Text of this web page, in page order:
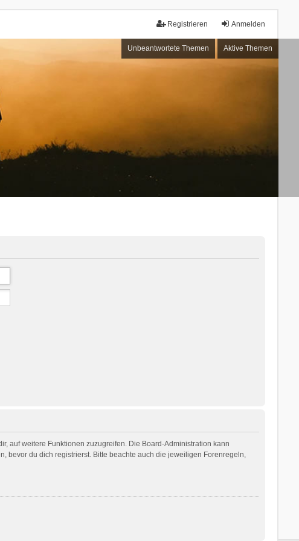
Anmelden
Registrieren
Unbeantwortete Themen Aktive Themen
auf weitere Funktionen zuzugreifen. Die Board-Administration kann
bevor du dich registrierst. Bitte beachte auch die jeweiligen Forenregeln,